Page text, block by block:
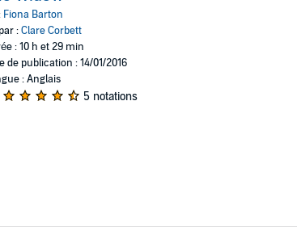
time, free to tell her story on her own terms.
Fiona Barton
:Clare Corbett
: 10 h et 29 min
de publication : 14/01/2016
: Anglais
5 notations